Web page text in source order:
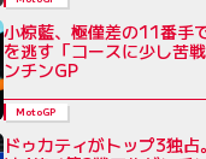
小椋藍、極僅差の11番手
を逃す「コースに少し苦
ンチンGP
MotoGP
ドゥカティがトップ3独